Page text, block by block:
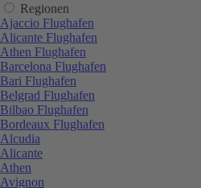
Regionen
Ajaccio Flughafen
Alicante Flughafen
Athen Flughafen
Barcelona Flughafen
Bari Flughafen
Belgrad Flughafen
Bilbao Flughafen
Bordeaux Flughafen
Alcudia
Alicante
Athen
Avignon